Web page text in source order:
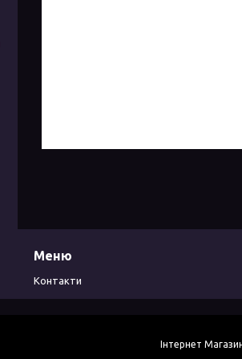
Меню
Контакти